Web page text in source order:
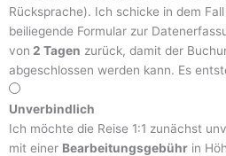
Rücksprache). Ich schicke in dem
beiliegende Formular zur
von 2 Tagen zurück, damit der
abgeschlossen werden kann. Es
Unverbindlich
Ich möchte die Reise 1:1 zunächst
mit einer Bearbeitungsgebühr in